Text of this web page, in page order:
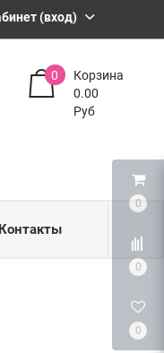
0
0
0
(вход)
Корзина
0
0.00
Руб
Контакты